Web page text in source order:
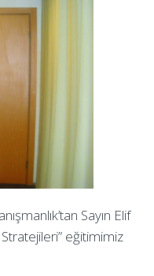
Sayın Elif
Stratejileri” eğitimimiz